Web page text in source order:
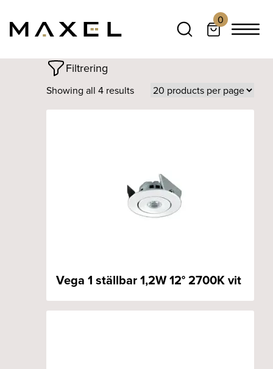
0
Filtrering
Showing all 4 results
Vega 1 ställbar 1,2W 12° 2700K vit